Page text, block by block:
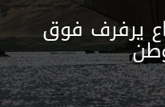
يرفرف فوق